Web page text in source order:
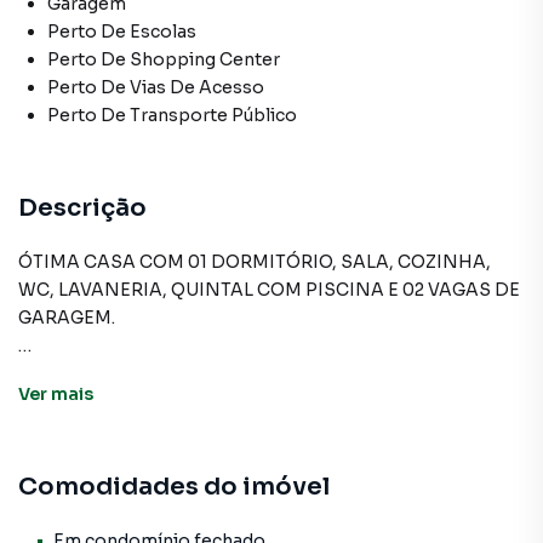
Perto De Escolas
Perto De Shopping Center
Perto De Vias De Acesso
Perto De Transporte Público
Descrição
ÓTIMA CASA COM 01 DORMITÓRIO, SALA, COZINHA,
WC, LAVANERIA, QUINTAL COM PISCINA E 02 VAGAS DE
GARAGEM.
Casa para Venda em região valorizada do bairro CAUCAIA
contato com nossa equipe pelo telefone (11) 3681-9000.
Ver mais
Comodidades do imóvel